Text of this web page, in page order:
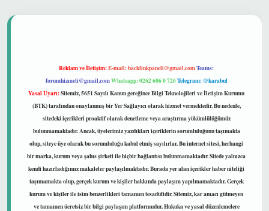
Reklam ve İletişim:E-mail:backlinkpaneli@gmail.comTeams:
forumhizmeti@gmail.comWhatsapp: 0262 606 0 726Telegram: @karabul
Yasal Uyarı:Sitemiz, 5651 Sayılı Kanun gereğince Bilgi Teknolojileri ve İletişim Kurumu
(BTK) tarafından onaylanmış bir Yer Sağlayıcı olarak hizmet vermektedir. Bu nedenle,
sitedeki içerikleri proaktif olarak denetleme veya araştırma yükümlülüğümüz
bulunmamaktadır. Ancak, üyelerimiz yazdıkları içeriklerin sorumluluğunu taşımakta
olup, siteye üye olarak bu sorumluluğu kabul etmiş sayılırlar. Bu internet sitesi, herhangi
bir marka, kurum veya şahıs şirketi ile hiçbir bağlantısı bulunmamaktadır. Sitede yalnızca
kendi hazırladığımız makaleler paylaşılmaktadır. Burada yer alan içerikler haber niteliği
taşımamakta olup, gerçek kurum ve kişiler hakkında paylaşım yapılmamaktadır. Gerçek
kurum ve kişiler ile isim benzerlikleri tamamen tesadüfidir. Sitemiz, kar amacı gütmeyen
ve tamamen ücretsiz bir bilgi paylaşım platformudur. Hukuka ve yasal düzenlemelere